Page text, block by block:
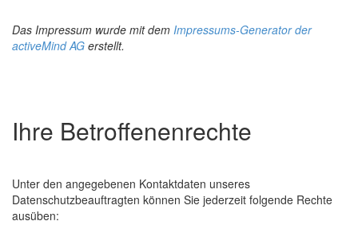
Das Impressum wurde mit dem Impressums-Generator der
activeMind AG erstellt.
Ihre Betroffenenrechte
Unter den angegebenen Kontaktdaten unseres
Datenschutzbeauftragten können Sie jederzeit folgende Rechte
ausüben: